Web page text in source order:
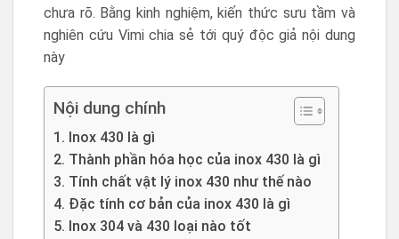
chưa rõ. Bằng kinh nghiệm, kiến thức sưu tầm và
nghiên cứu Vimi chia sẻ tới quý độc giả nội dung
này
Nội dung chính
1. Inox 430 là gì
2. Thành phần hóa học của inox 430 là gì
3. Tính chất vật lý inox 430 như thế nào
4. Đặc tính cơ bản của inox 430 là gì
5. Inox 304 và 430 loại nào tốt